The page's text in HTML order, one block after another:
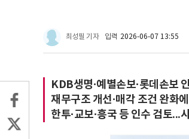
최성필 기자 입력 2026-06-07 13:55
KDB생명·예별손보·롯데손보
재무구조 개선·매각 조건 완화
한투·교보·흥국 등 인수 검토...